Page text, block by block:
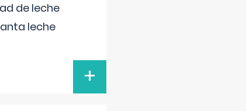
de leche
leche
+